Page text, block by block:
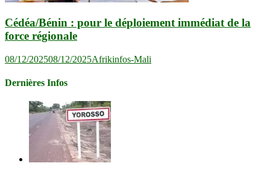
Cédéa/Bénin : pour le déploiement immédiat de la
force régionale
08/12/202508/12/2025Afrikinfos-Mali
Dernières Infos